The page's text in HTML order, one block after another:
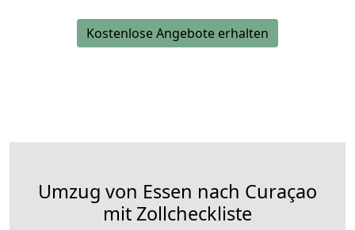
Kostenlose Angebote erhalten
Umzug von Essen nach Curaçao
mit Zollcheckliste